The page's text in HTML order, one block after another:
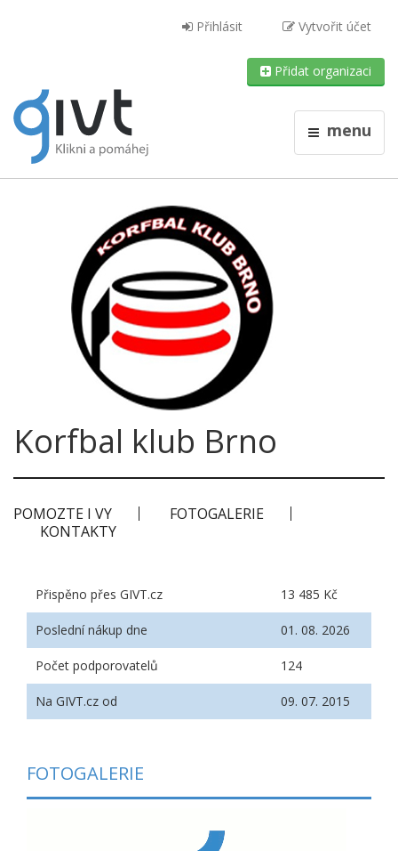
Přihlásit Vytvořit účet
Přidat organizaci
menu
Korfbal klub Brno
POMOZTE I VY
FOTOGALERIE
KONTAKTY
Přispěno přes GIVT.cz 13 485 Kč
Poslední nákup dne 01. 08. 2026
Počet podporovatelů 124
Na GIVT.cz od 09. 07. 2015
FOTOGALERIE